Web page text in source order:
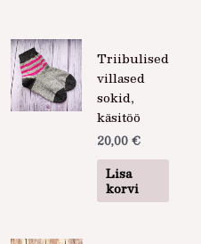
Triibulised
villased
sokid,
käsitöö
20,00 €
Lisa
korvi